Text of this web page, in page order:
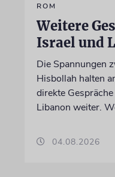
ROM
Weitere
Israel und
Die Spannungen
Hisbollah halten
direkte
Libanon weiter.
04.08.2026